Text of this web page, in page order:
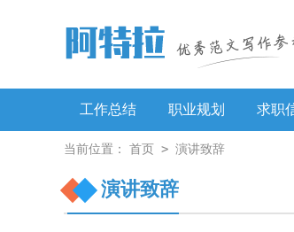
工作总结 职业规划 求职
工作方案
当前位置： 首页 > 演讲致辞
演讲致辞